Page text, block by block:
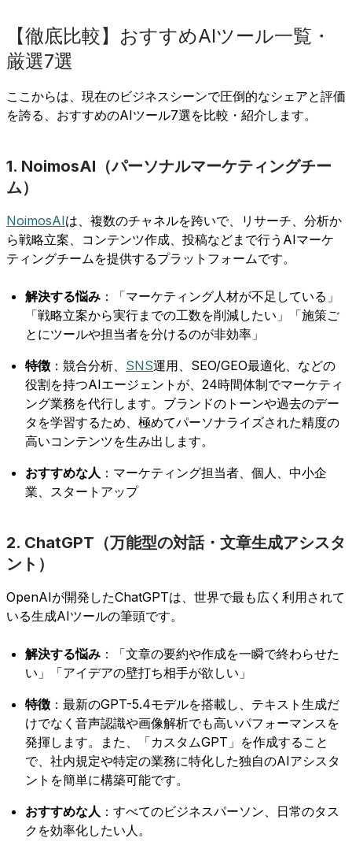
【徹底比較】おすすめAIツール一覧・
厳選7選
ここからは、現在のビジネスシーンで圧倒的なシェアと評価
を誇る、おすすめのAIツール7選を比較・紹介します。
1. NoimosAI（パーソナルマーケティングチー
ム）
NoimosAIは、複数のチャネルを跨いで、リサーチ、分析か
ら戦略立案、コンテンツ作成、投稿などまで行うAIマーケ
ティングチームを提供するプラットフォームです。
解決する悩み ：「マーケティング人材が不足している」
「戦略立案から実行までの工数を削減したい」「施策ご
とにツールや担当者を分けるのが非効率」
特徴 ：競合分析、 SNS運用、SEO/GEO最適化、などの
役割を持つAIエージェントが、24時間体制でマーケティ
ング業務を代行します。ブランドのトーンや過去のデー
タを学習するため、極めてパーソナライズされた精度の
高いコンテンツを生み出します。
おすすめな人 ：マーケティング担当者、個人、中小企
業、スタートアップ
2. ChatGPT（万能型の対話・文章生成アシスタ
ント）
OpenAIが開発したChatGPTは、世界で最も広く利用されて
いる生成AIツールの筆頭です。
解決する悩み ：「文章の要約や作成を一瞬で終わらせた
い」「アイデアの壁打ち相手が欲しい」
特徴 ：最新のGPT-5.4モデルを搭載し、テキスト生成だ
けでなく音声認識や画像解析でも高いパフォーマンスを
発揮します。また、「カスタムGPT」を作成すること
で、社内規定や特定の業務に特化した独自のAIアシスタ
ントを簡単に構築可能です。
おすすめな人 ：すべてのビジネスパーソン、日常のタス
クを効率化したい人。